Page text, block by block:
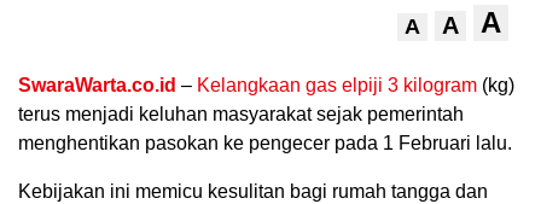
A A A
SwaraWarta.co.id – Kelangkaan gas elpiji 3 kilogram (kg)
terus menjadi keluhan masyarakat sejak pemerintah
menghentikan pasokan ke pengecer pada 1 Februari lalu.
Kebijakan ini memicu kesulitan bagi rumah tangga dan